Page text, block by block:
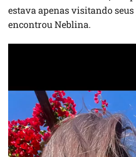
estava apenas visitando
encontrou Neblina.